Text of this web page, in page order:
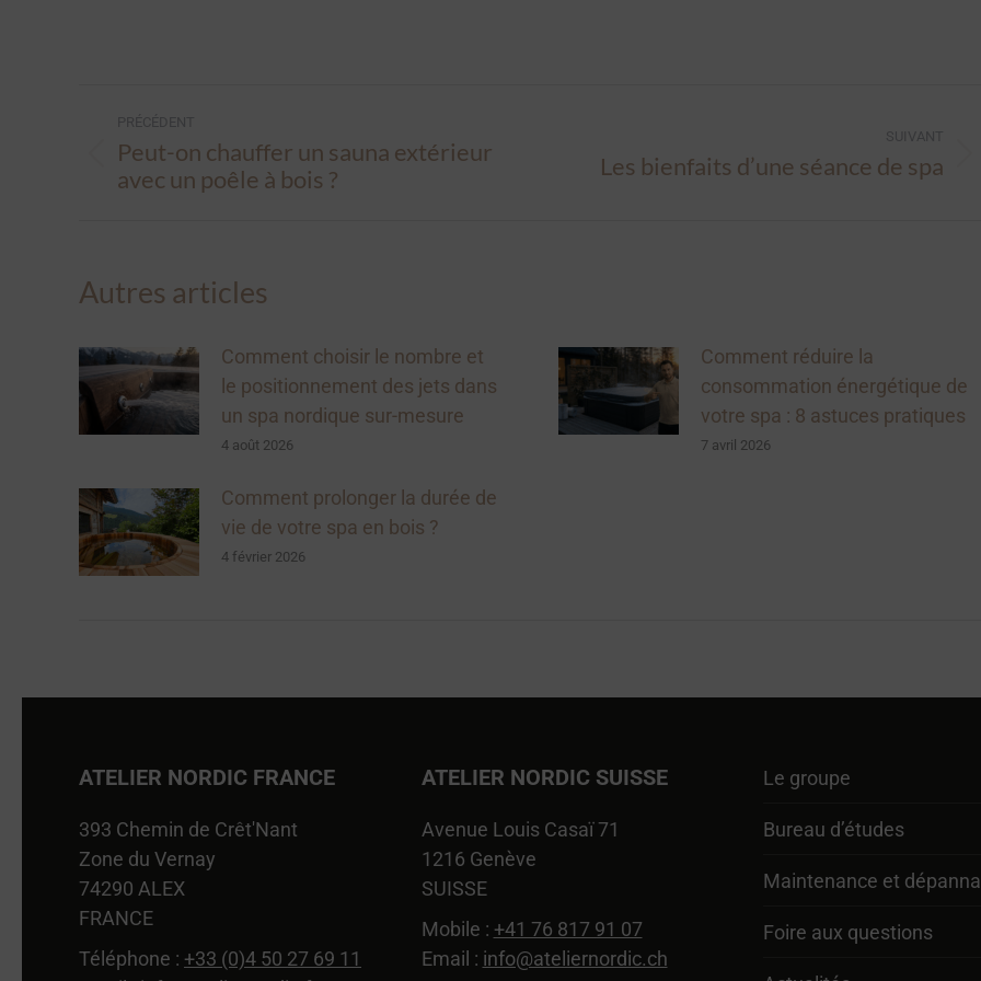
article
Article
précédent
Peut-on chauffer un sauna extérieur
avec un poêle à bois ?
ArticleLes bienfaits d’une séance de spa
Autres articles
Comment choisir le nombre et
le positionnement des jets dans
un spa nordique sur-mesure
4 août 2026
Comment réduire la
consommation énergétique de
votre spa : 8 astuces pratiques
7 avril 2026
Comment prolonger la durée de
vie de votre spa en bois ?
4 février 2026
ATELIER NORDIC FRANCE
393 Chemin de Crêt'Nant
Zone du Vernay
74290 ALEX
FRANCE
Téléphone : +33 (0)4 50 27 69 11
ATELIER NORDIC SUISSE
Avenue Louis Casaï 71
1216 Genève
SUISSE
Mobile : +41 76 817 91 07
Email : info@ateliernordic.ch
Le groupe
Bureau d’études
Maintenance et
Foire aux questions